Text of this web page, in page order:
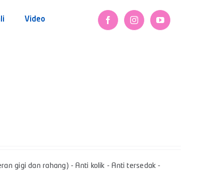
Video
gigi dan rahang) - Anti kolik - Anti tersedak -